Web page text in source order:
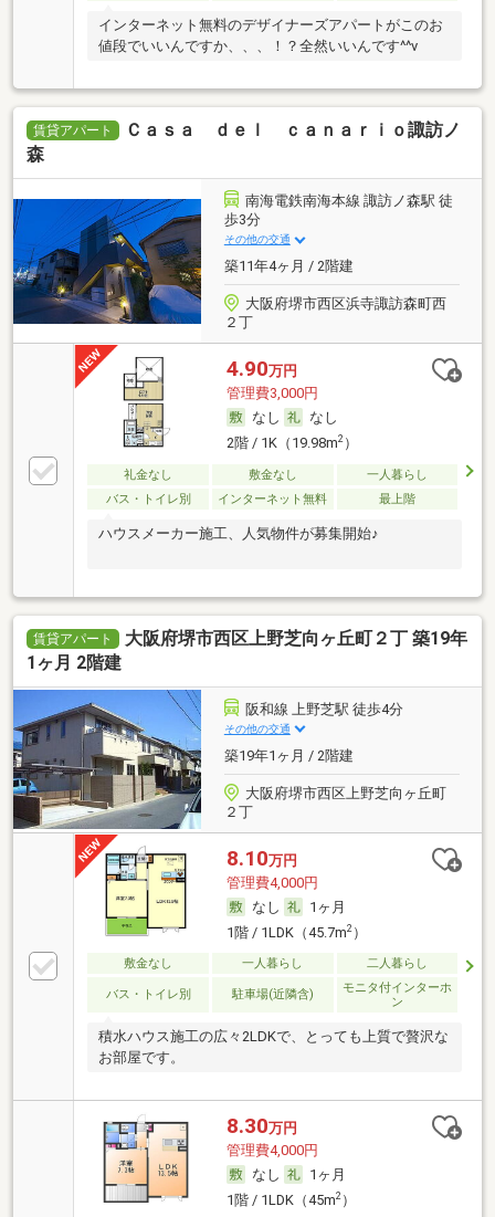
インターネット無料のデザイナーズアパートがこのお
値段でいいんですか、、、！？全然いいんです^^v
賃貸アパート
Ｃａｓａ ｄｅｌ ｃａｎａｒｉｏ諏訪ノ
森
南海電鉄南海本線 諏訪ノ森駅 徒
歩3分
その他の交通
築11年4ヶ月 / 2階建
大阪府堺市西区浜寺諏訪森町西
２丁
4.90万円
管理費3,000円
なし
なし
2階 / 1K（19.98m2）
礼金なし 敷金なし
一人暮らし
バス・トイレ別
インターネット無料 最上階
ハウスメーカー施工、人気物件が募集開始♪
賃貸アパート
大阪府堺市西区上野芝向ヶ丘町２丁 築19年
1ヶ月 2階建
阪和線 上野芝駅 徒歩4分
その他の交通
築19年1ヶ月 / 2階建
大阪府堺市西区上野芝向ヶ丘町
２丁
8.10万円
管理費4,000円
なし
1ヶ月
1階 / 1LDK（45.7m2）
敷金なし 一人暮らし 二人暮らし
バス・トイレ別 駐車場(近隣含)
モニタ付インターホ
ン
積水ハウス施工の広々2LDKで、とっても上質で贅沢な
お部屋です。
8.30万円
管理費4,000円
なし
1ヶ月
1階 / 1LDK（45m2）